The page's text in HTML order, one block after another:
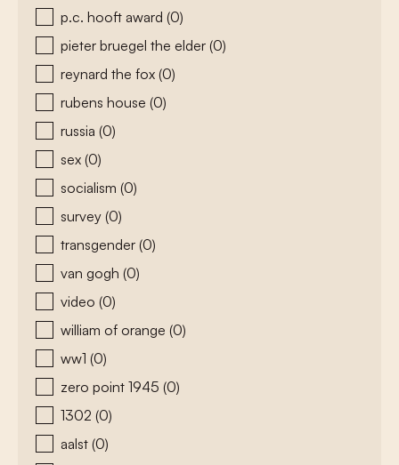
p.c. hooft award (0)
pieter bruegel the elder (0)
reynard the fox (0)
rubens house (0)
russia (0)
sex (0)
socialism (0)
survey (0)
transgender (0)
van gogh (0)
video (0)
william of orange (0)
ww1 (0)
zero point 1945 (0)
1302 (0)
aalst (0)